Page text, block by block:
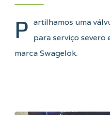
P artilhamos uma
para serviço severo
marca Swagelok.